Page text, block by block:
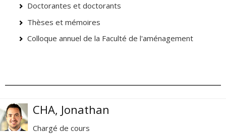
Doctorantes et doctorants
Thèses et mémoires
Colloque annuel de la Faculté de l'aménagement
CHA, Jonathan
Chargé de cours